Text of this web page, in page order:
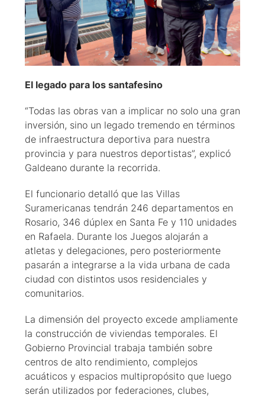
El legado para los santafesino
“Todas las obras van a implicar no solo una gran
inversión, sino un legado tremendo en términos
de infraestructura deportiva para nuestra
provincia y para nuestros deportistas”, explicó
Galdeano durante la recorrida.
El funcionario detalló que las Villas
Suramericanas tendrán 246 departamentos en
Rosario, 346 dúplex en Santa Fe y 110 unidades
en Rafaela. Durante los Juegos alojarán a
atletas y delegaciones, pero posteriormente
pasarán a integrarse a la vida urbana de cada
ciudad con distintos usos residenciales y
comunitarios.
La dimensión del proyecto excede ampliamente
la construcción de viviendas temporales. El
Gobierno Provincial trabaja también sobre
centros de alto rendimiento, complejos
acuáticos y espacios multipropósito que luego
serán utilizados por federaciones, clubes,